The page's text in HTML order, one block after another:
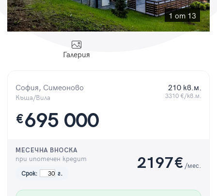
1 от 13
Галерия
София, Симеоново
Къща/Вила
210 кв.м.
3310 €/кв.м.
€695 000
МЕСЕЧНА ВНОСКА
при ипотечен кредит
Срок: г.
2197€ /мес.
Парола
Регистрация